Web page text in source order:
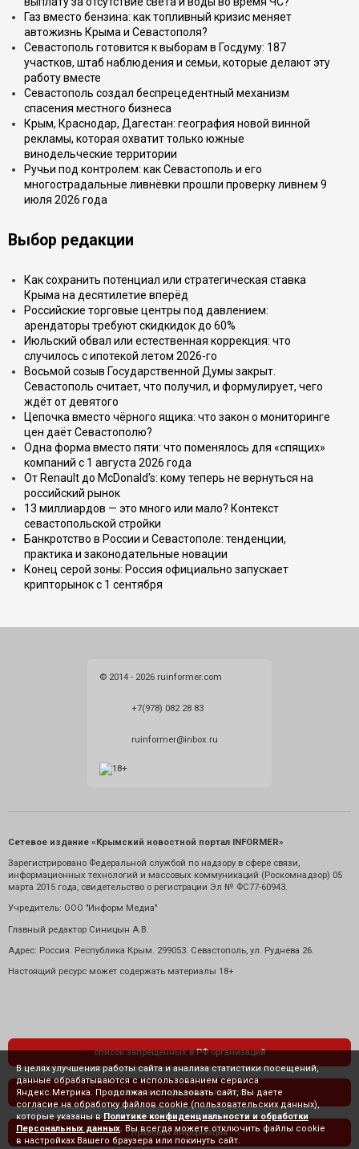
Газ вместо бензина: как топливный кризис меняет
автожизнь Крыма и Севастополя?
Севастополь готовится к выборам в Госдуму: 187
участков, штаб наблюдения и семьи, которые делают эту
работу вместе
Севастополь создал беспрецедентный механизм
спасения местного бизнеса
Крым, Краснодар, Дагестан: география новой винной
рекламы, которая охватит только южные
винодельческие территории
Ручьи под контролем: как Севастополь и его
многострадальные ливнёвки прошли проверку ливнем 9
июля 2026 года
Выбор редакции
Как сохранить потенциал или стратегическая ставка
Крыма на десятилетие вперёд
Российские торговые центры под давлением:
арендаторы требуют скидкидок до 60%
Июльский обвал или естественная коррекция: что
случилось с ипотекой летом 2026-го
Восьмой созыв Государственной Думы закрыт.
Севастополь считает, что получил, и формулирует, чего
ждёт от девятого
Цепочка вместо чёрного ящика: что закон о мониторинге
цен даёт Севастополю?
Одна форма вместо пяти: что поменялось для «спящих»
компаний с 1 августа 2026 года
От Renault до McDonald's: кому теперь не вернуться на
российский рынок
13 миллиардов — это много или мало? Контекст
севастопольской стройки
Банкротство в России и Севастополе: тенденции,
практика и законодательные новации
Конец серой зоны: Россия официально запускает
крипторынок с 1 сентября
© 2014 - 2026 ruinformer.com
+7(978) 082 28 83
ruinformer@inbox.ru
Сетевое издание «Крымский новостной портал INFORMER»
Зарегистрировано Федеральной службой по надзору в сфере связи,
информационных технологий и массовых коммуникаций (Роскомнадзор) 05
марта 2015 года, свидетельство о регистрации Эл № ФС77-60943.
Учредитель: ООО "Информ Медиа"
Главный редактор Синицын А.В.
Адрес: Россия. Республика Крым. 299053. Севастополь, ул. Руднева 26.
Настоящий ресурс может содержать материалы 18+
список запрещенных в РФ организаций
политика конфиденциальности
правовая информация
В целях улучшения работы сайта и анализа статистики посещений,
данные обрабатываются с использованием сервиса
Яндекс.Метрика. Продолжая использовать сайт, Вы даете
согласие на обработку файлов cookie (пользовательских данных),
которые указаны в Политике конфиденциальности и обработки
Персональных данных . Вы всегда можете отключить файлы cookie
в настройках Вашего браузера или покинуть сайт.